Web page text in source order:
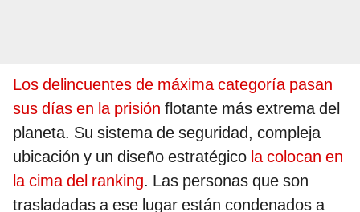
Los delincuentes de máxima categoría pasan
sus días en la prisión flotante más extrema del
planeta. Su sistema de seguridad, compleja
ubicación y un diseño estratégico la colocan en
la cima del ranking. Las personas que son
trasladadas a ese lugar están condenados a